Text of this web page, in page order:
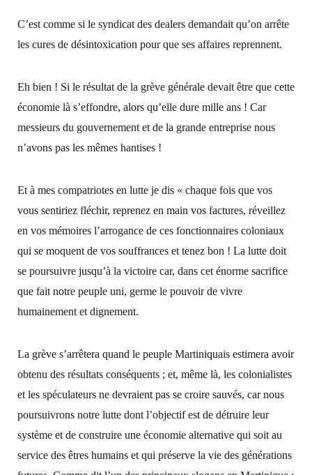
C’est comme si le syndicat des dealers demandait qu’on arrête
les cures de désintoxication pour que ses affaires reprennent.
Eh bien ! Si le résultat de la grève générale devait être que cette
économie là s’effondre, alors qu’elle dure mille ans ! Car
messieurs du gouvernement et de la grande entreprise nous
n’avons pas les mêmes hantises !
Et à mes compatriotes en lutte je dis « chaque fois que vos
vous sentiriez fléchir, reprenez en main vos factures, réveillez
en vos mémoires l’arrogance de ces fonctionnaires coloniaux
qui se moquent de vos souffrances et tenez bon ! La lutte doit
se poursuivre jusqu’à la victoire car, dans cet énorme sacrifice
que fait notre peuple uni, germe le pouvoir de vivre
humainement et dignement.
La grève s’arrêtera quand le peuple Martiniquais estimera avoir
obtenu des résultats conséquents ; et, même là, les colonialistes
et les spéculateurs ne devraient pas se croire sauvés, car nous
poursuivrons notre lutte dont l’objectif est de détruire leur
système et de construire une économie alternative qui soit au
service des êtres humains et qui préserve la vie des générations